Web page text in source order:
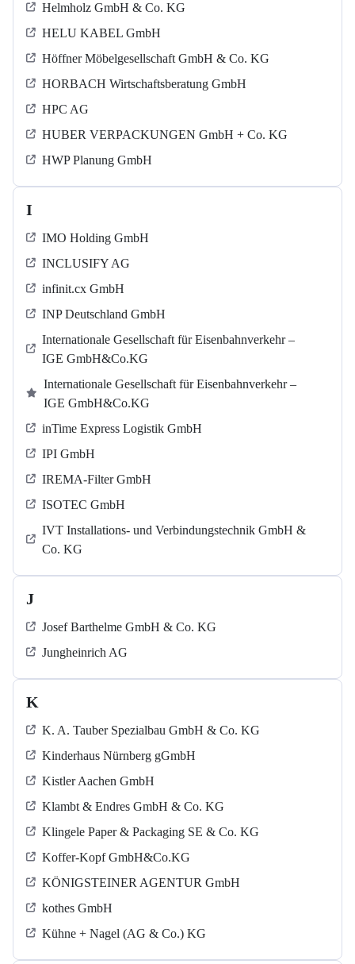
Helmholz GmbH & Co. KG
HELU KABEL GmbH
Höffner Möbelgesellschaft GmbH & Co. KG
HORBACH Wirtschaftsberatung GmbH
HPC AG
HUBER VERPACKUNGEN GmbH + Co. KG
HWP Planung GmbH
I
IMO Holding GmbH
INCLUSIFY AG
infinit.cx GmbH
INP Deutschland GmbH
Internationale Gesellschaft für Eisenbahnverkehr –
IGE GmbH&Co.KG
Internationale Gesellschaft für Eisenbahnverkehr –
IGE GmbH&Co.KG
inTime Express Logistik GmbH
IPI GmbH
IREMA-Filter GmbH
ISOTEC GmbH
IVT Installations- und Verbindungstechnik GmbH &
Co. KG
J
Josef Barthelme GmbH & Co. KG
Jungheinrich AG
K
K. A. Tauber Spezialbau GmbH & Co. KG
Kinderhaus Nürnberg gGmbH
Kistler Aachen GmbH
Klambt & Endres GmbH & Co. KG
Klingele Paper & Packaging SE & Co. KG
Koffer-Kopf GmbH&Co.KG
KÖNIGSTEINER AGENTUR GmbH
kothes GmbH
Kühne + Nagel (AG & Co.) KG